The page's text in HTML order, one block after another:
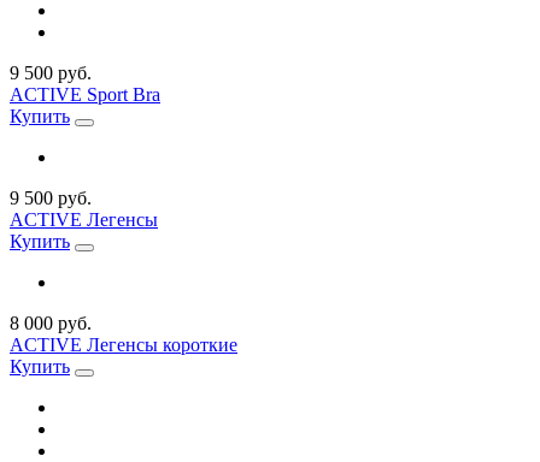
9 500 руб.
ACTIVE Sport Bra
Купить
9 500 руб.
ACTIVE Легенсы
Купить
8 000 руб.
ACTIVE Легенсы короткие
Купить